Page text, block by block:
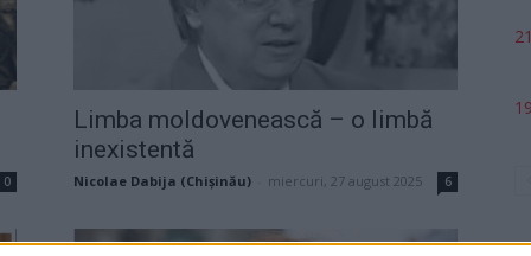
0
Limba moldovenească – o limbă
inexistentă
Nicolae Dabija (Chișinău) miercuri, 27 august 2025 6